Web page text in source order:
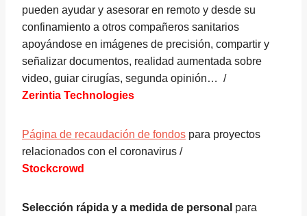
pueden ayudar y asesorar en remoto y desde su
confinamiento a otros compañeros sanitarios
apoyándose en imágenes de precisión, compartir y
señalizar documentos, realidad aumentada sobre
video, guiar cirugías, segunda opinión… /
Zerintia Technologies
Página de recaudación de fondos para proyectos
relacionados con el coronavirus /
Stockcrowd
Selección rápida y a medida de personal para